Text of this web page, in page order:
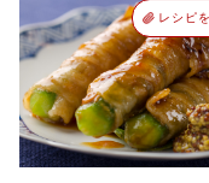
レシピ